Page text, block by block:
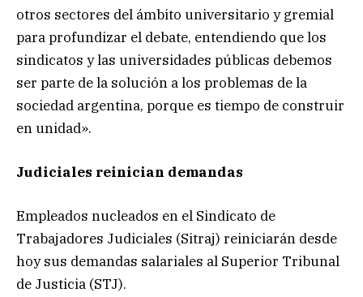
otros sectores del ámbito universitario y gremial
para profundizar el debate, entendiendo que los
sindicatos y las universidades públicas debemos
ser parte de la solución a los problemas de la
sociedad argentina, porque es tiempo de construir
en unidad».
Judiciales reinician demandas
Empleados nucleados en el Sindicato de
Trabajadores Judiciales (Sitraj) reiniciarán desde
hoy sus demandas salariales al Superior Tribunal
de Justicia (STJ).